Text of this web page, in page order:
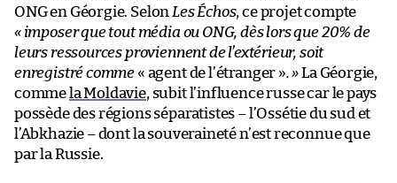
ONG en Géorgie. Selon Les Échos, ce projet compte
« imposer que tout média ou ONG, dès lors que 20% de
leurs ressources proviennent de l’extérieur, soit
enregistré comme « agent de l’étranger ». »La Géorgie,
comme la Moldavie, subit l’influence russe car le pays
possède des régions séparatistes – l’Ossétie du sud et
l’Abkhazie – dont la souveraineté n’est reconnue que
par la Russie.